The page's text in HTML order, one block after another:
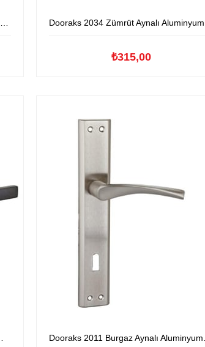
Dooraks 2034 Zümrüt Aynalı Aluminyum Kapıkolu
₺315,00
Dooraks 2011 Burgaz Aynalı Aluminyum Kapıkolu